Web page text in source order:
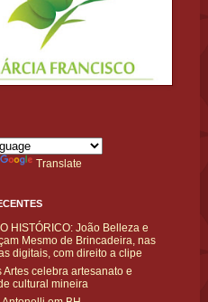
Translate
HISTÓRICO: João Belleza e
Mesmo de Brincadeira, nas
digitais, com direito a clipe
Artes celebra artesanato e
cultural mineira